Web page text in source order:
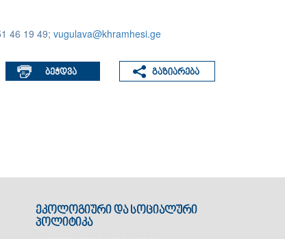
46 19 49; vugulava@khramhesi.ge
ეკოლოგიური და სოციალური
პოლიტიკა